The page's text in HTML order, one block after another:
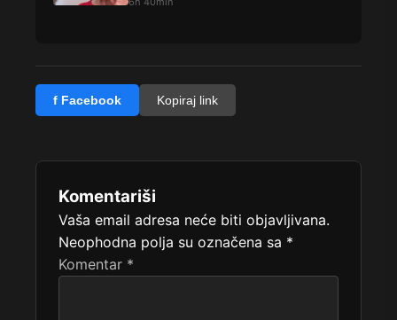
f Facebook Kopiraj link
Komentariši
Vaša email adresa neće biti objavljivana.
Neophodna polja su označena sa *
Komentar *